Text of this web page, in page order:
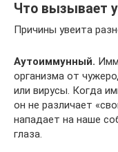
Что вызывает
Причины увеита
Аутоиммунный.
организма от
или вирусы. Когда
он не различает
нападает на наше
глаза.